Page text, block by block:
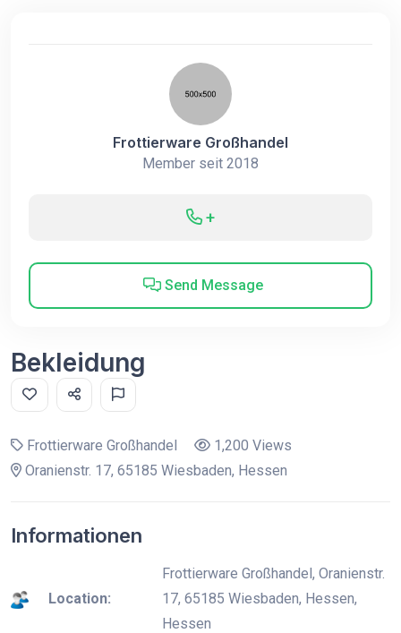
Frottierware Großhandel
Member seit 2018
+
Send Message
Bekleidung
Frottierware Großhandel
1,200 Views
Oranienstr. 17, 65185 Wiesbaden, Hessen
Informationen
Location:
Frottierware Großhandel, Oranienstr.
17, 65185 Wiesbaden, Hessen,
Hessen